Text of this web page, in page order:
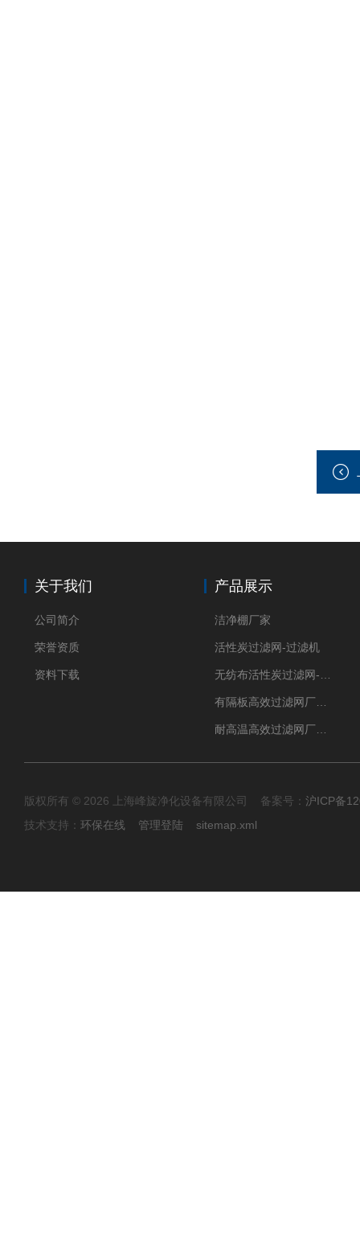
关于我们
公司简介
荣誉资质
资料下载
产品展示
洁净棚厂家
活性炭过滤网-过滤机
版权所有 © 2026 上海峰旋净化设备有限公司 备案号： 沪ICP备
技术支持： 环保在线 管理登陆 sitemap.xml